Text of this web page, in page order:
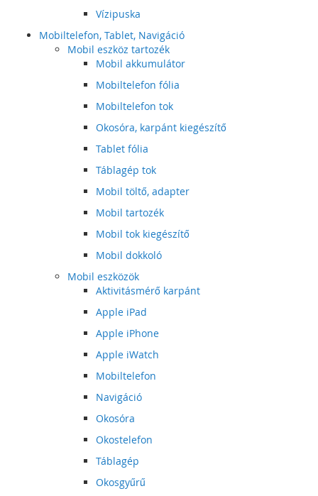
Vízipuska
Mobiltelefon, Tablet, Navigáció
Mobil eszköz tartozék
Mobil akkumulátor
Mobiltelefon fólia
Mobiltelefon tok
Okosóra, karpánt kiegészítő
Tablet fólia
Táblagép tok
Mobil töltő, adapter
Mobil tartozék
Mobil tok kiegészítő
Mobil dokkoló
Mobil eszközök
Aktivitásmérő karpánt
Apple iPad
Apple iPhone
Apple iWatch
Mobiltelefon
Navigáció
Okosóra
Okostelefon
Táblagép
Okosgyűrű